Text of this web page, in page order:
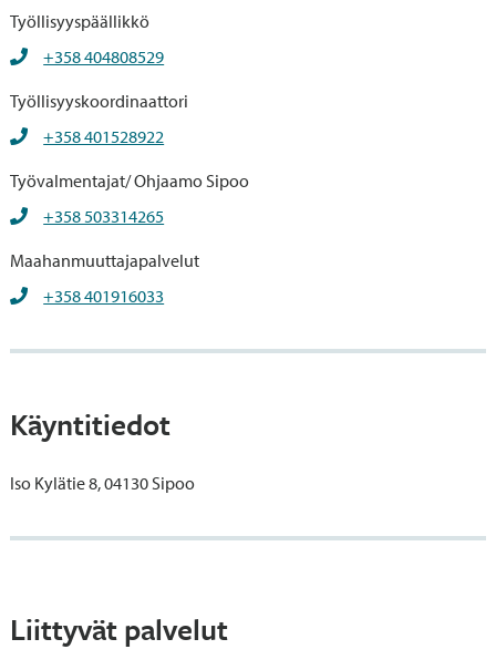
Työllisyyspäällikkö
+358 404808529
Työllisyyskoordinaattori
+358 401528922
Työvalmentajat/ Ohjaamo Sipoo
+358 503314265
Maahanmuuttajapalvelut
+358 401916033
Käyntitiedot
Iso Kylätie 8, 04130 Sipoo
Liittyvät palvelut